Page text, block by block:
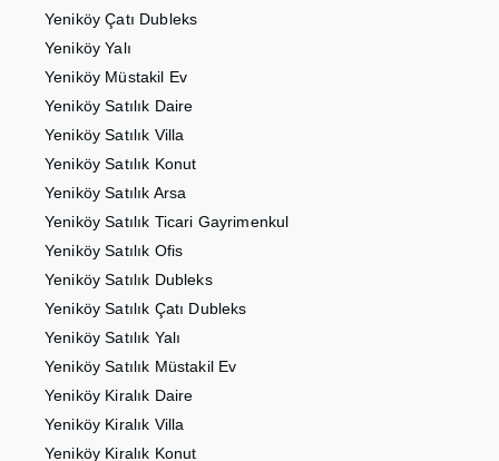
Yeniköy Çatı Dubleks
Yeniköy Yalı
Yeniköy Müstakil Ev
Yeniköy Satılık Daire
Yeniköy Satılık Villa
Yeniköy Satılık Konut
Yeniköy Satılık Arsa
Yeniköy Satılık Ticari Gayrimenkul
Yeniköy Satılık Ofis
Yeniköy Satılık Dubleks
Yeniköy Satılık Çatı Dubleks
Yeniköy Satılık Yalı
Yeniköy Satılık Müstakil Ev
Yeniköy Kiralık Daire
Yeniköy Kiralık Villa
Yeniköy Kiralık Konut